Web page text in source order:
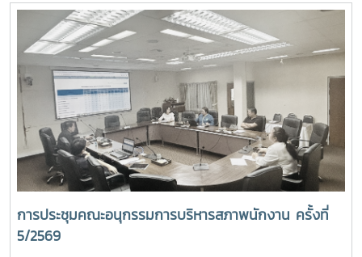
เพื่อเสริมสร้างความรู้และทักษะที่เป็นประโยชน์ต่อการปฏิบัติงาน
และการดำเนินชีวิตของบุคลากรในสถาบันอุดมศึกษา ภาพ/ข่าว
: ที่ประชุมประธานสภาอาจารย์มหาวิทยาลัยแห่งประเทศไทย -
ปอมท.
การปรับปรุงข้อบังคับ และระเบียบของมหาวิทยาลัย- ข้อเสนอแนะ
เรื่อง ปัญหารถไฟฟ้าไม่เพียงพอต่อการให้บริการ- ข้อเสนอแนะ
เรื่อง ปัญหามิจฉาชีพหลอกโอนเงินจองหอพักนักศึกษา- ข้อมูล
รายรับของกองทุนเงินชดเชยข้อมูลเงินเดือนของบุคลากร
มหาวิทยาลัย ผลกระทบที่กับพนักงานมหาวิทยาลัยกรณีควบรวม
หน่วยงาน- กรณีศึกษาเบี้ยประกันชีวิต >ระบบเลือกตั้งกรรมการ
สภาพนักงาน มหาวิทยาลัยแม่โจ้ แบบออนไลน์
การประชุมคณะอนุกรรมการบริหารสภาพนักงาน ครั้งที่
5/2569